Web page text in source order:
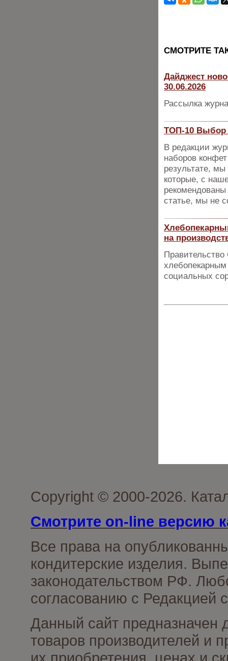
CМОТРИТЕ
Дайджест
30.06.2026
Рассылка
ТОП-10 Выбор
В редакции
наборов
результате,
которые, с
рекомендованы
статье, мы не
на
хлебопекарным
социальных
Copyright © 2000-2026.
Смотрите on-line версию
Все права на
кондитерские изделия.
законодательством РФ.
согласованию с Редакцией
Данный сайт предназначен
товаров производителей и